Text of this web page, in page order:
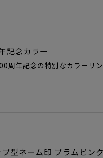
記念カラー
周年記念の特別なカラーリン
型ネーム印 プラムピンク